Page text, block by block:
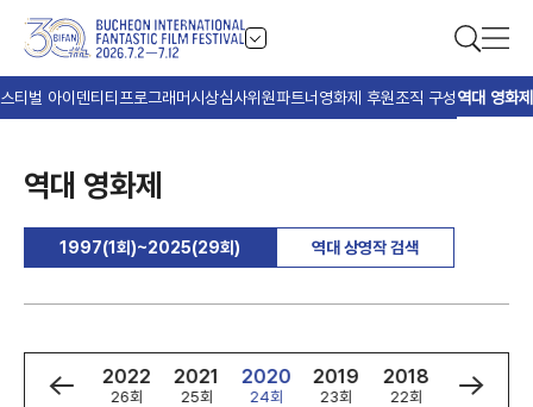
티벌 아이덴티티 프로그래머시상심사위원파트너 영화제 후원조직 구성역대 영화제
역대 영화제
1997(1회)~2025(29회) 역대 상영작 검색
2023
27회
2022
26회
2021
25회
2020
24회
2019
23회
2018
22회
2017
21회